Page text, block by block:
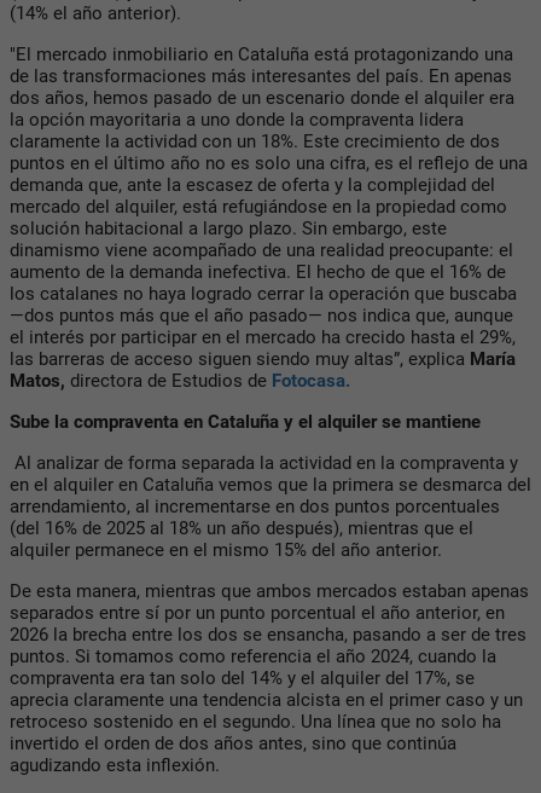
(14% el año anterior).
"El mercado inmobiliario en Cataluña está protagonizando una
de las transformaciones más interesantes del país. En apenas
dos años, hemos pasado de un escenario donde el alquiler era
la opción mayoritaria a uno donde la compraventa lidera
claramente la actividad con un 18%. Este crecimiento de dos
puntos en el último año no es solo una cifra, es el reflejo de una
demanda que, ante la escasez de oferta y la complejidad del
mercado del alquiler, está refugiándose en la propiedad como
solución habitacional a largo plazo. Sin embargo, este
dinamismo viene acompañado de una realidad preocupante: el
aumento de la demanda inefectiva. El hecho de que el 16% de
los catalanes no haya logrado cerrar la operación que buscaba
—dos puntos más que el año pasado— nos indica que, aunque
el interés por participar en el mercado ha crecido hasta el 29%,
las barreras de acceso siguen siendo muy altas”, explica María
Matos, directora de Estudios de Fotocasa.
Sube la compraventa en Cataluña y el alquiler se mantiene
Al analizar de forma separada la actividad en la compraventa y
en el alquiler en Cataluña vemos que la primera se desmarca del
arrendamiento, al incrementarse en dos puntos porcentuales
(del 16% de 2025 al 18% un año después), mientras que el
alquiler permanece en el mismo 15% del año anterior.
De esta manera, mientras que ambos mercados estaban apenas
separados entre sí por un punto porcentual el año anterior, en
2026 la brecha entre los dos se ensancha, pasando a ser de tres
puntos. Si tomamos como referencia el año 2024, cuando la
compraventa era tan solo del 14% y el alquiler del 17%, se
aprecia claramente una tendencia alcista en el primer caso y un
retroceso sostenido en el segundo. Una línea que no solo ha
invertido el orden de dos años antes, sino que continúa
agudizando esta inflexión.